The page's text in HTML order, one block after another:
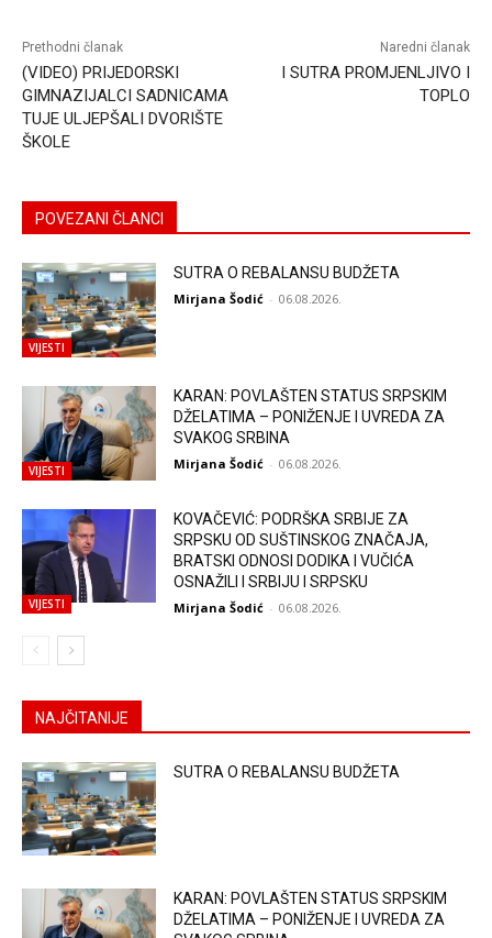
Prethodni članak
(VIDEO) PRIJEDORSKI
GIMNAZIJALCI SADNICAMA
TUJE ULJEPŠALI DVORIŠTE
ŠKOLE
Naredni članak
I SUTRA PROMJENLJIVO I
TOPLO
POVEZANI ČLANCI
VIJESTI
SUTRA O REBALANSU BUDŽETA
Mirjana Šodić - 06.08.2026.
VIJESTI
KARAN: POVLAŠTEN STATUS SRPSKIM
DŽELATIMA – PONIŽENJE I UVREDA ZA
SVAKOG SRBINA
Mirjana Šodić - 06.08.2026.
VIJESTI
KOVAČEVIĆ: PODRŠKA SRBIJE ZA
SRPSKU OD SUŠTINSKOG ZNAČAJA,
BRATSKI ODNOSI DODIKA I VUČIĆA
OSNAŽILI I SRBIJU I SRPSKU
Mirjana Šodić - 06.08.2026.
NAJČITANIJE
SUTRA O REBALANSU BUDŽETA
KARAN: POVLAŠTEN STATUS SRPSKIM
DŽELATIMA – PONIŽENJE I UVREDA ZA